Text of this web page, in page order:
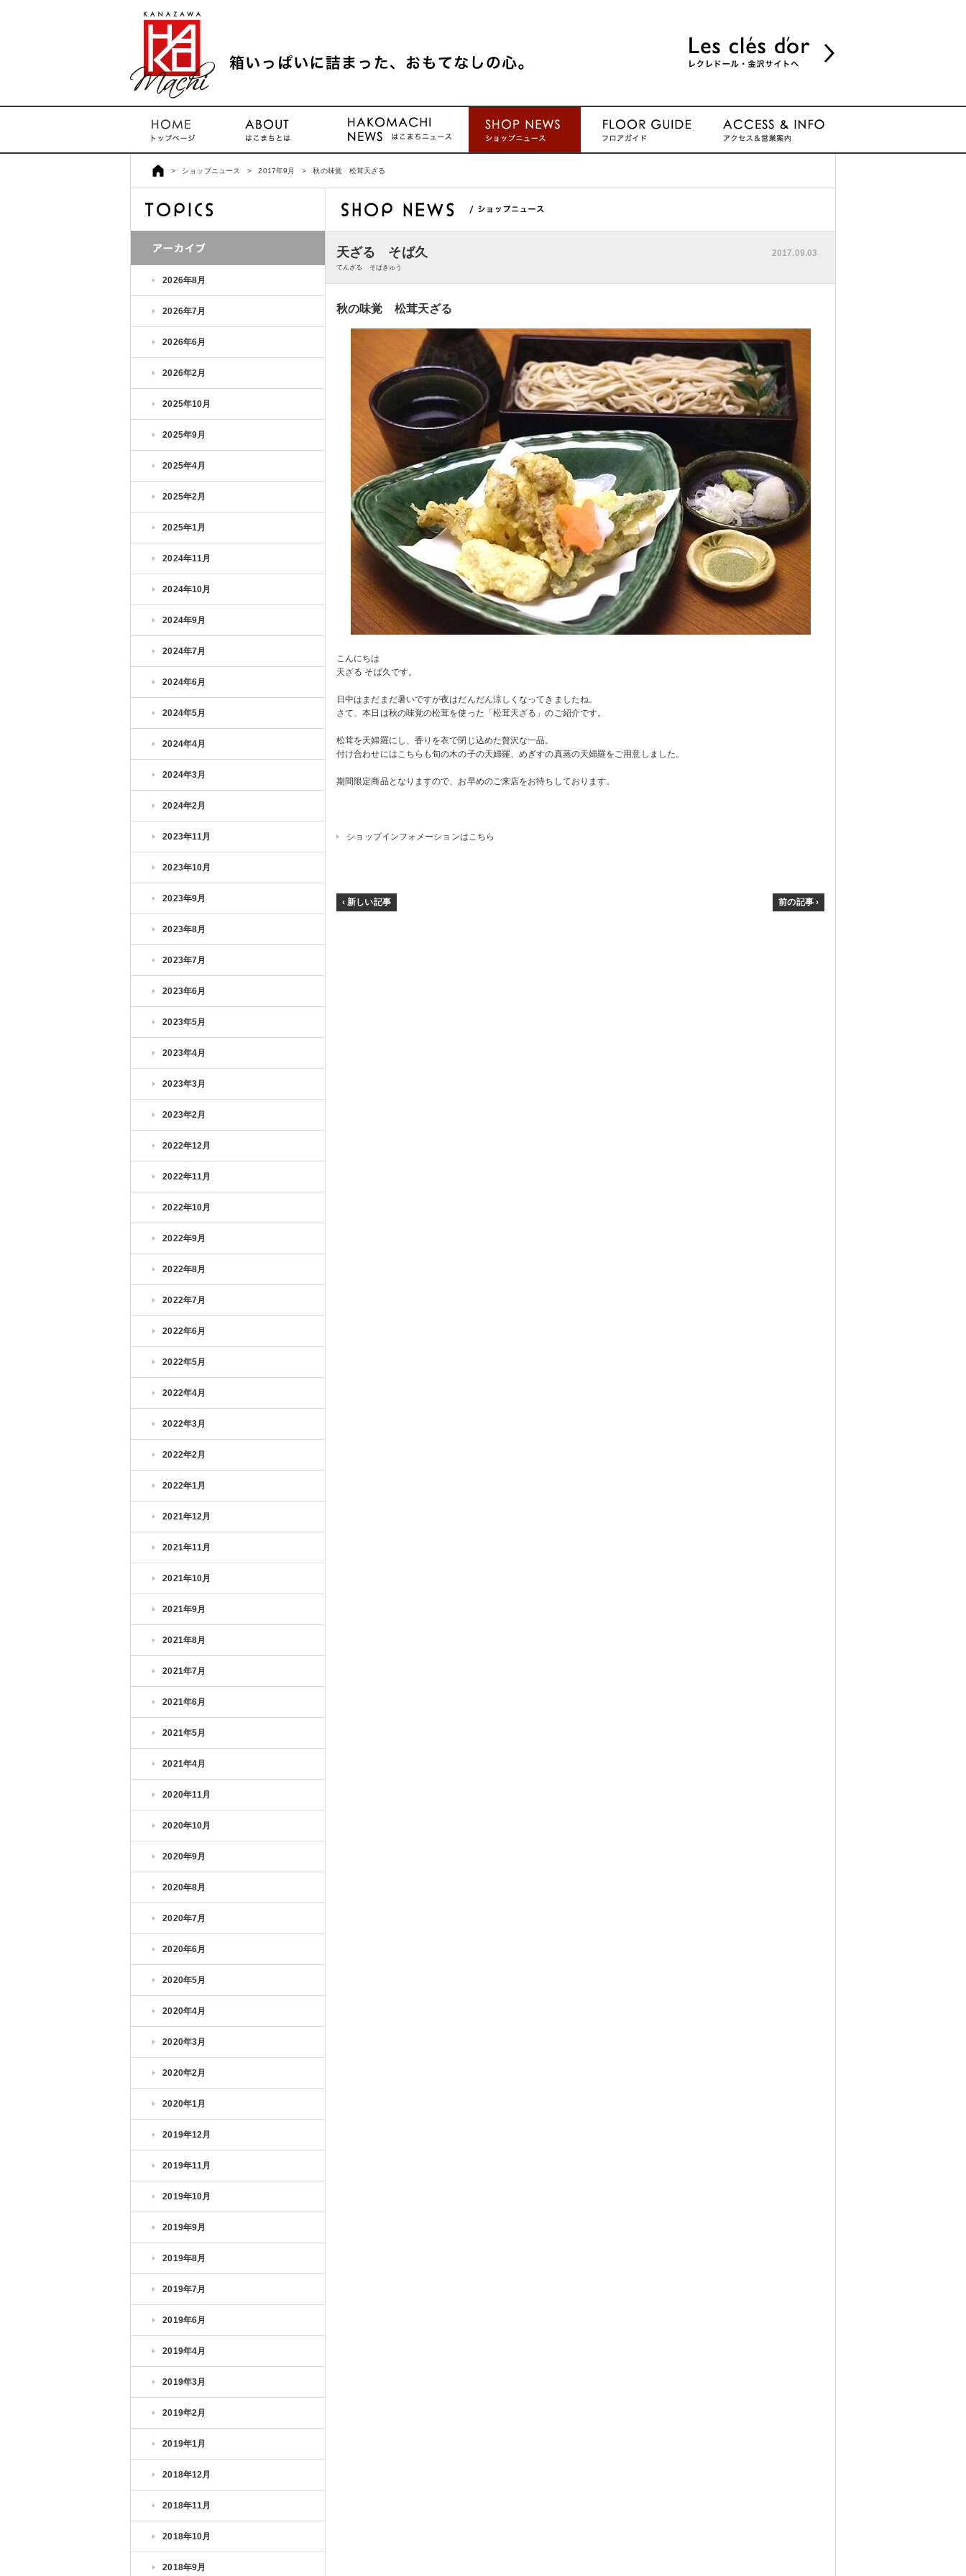
> ショップニュース > 2017年9月 > 秋の味覚 松茸天ざる
2026年8月
2026年7月
2026年6月
2026年2月
2025年10月
2025年9月
2025年4月
2025年2月
2025年1月
2024年11月
2024年10月
2024年9月
2024年7月
2024年6月
2024年5月
2024年4月
2024年3月
2024年2月
2023年11月
2023年10月
2023年9月
2023年8月
2023年7月
2023年6月
2023年5月
2023年4月
2023年3月
2023年2月
2022年12月
2022年11月
2022年10月
2022年9月
2022年8月
2022年7月
2022年6月
2022年5月
2022年4月
2022年3月
2022年2月
2022年1月
2021年12月
2021年11月
2021年10月
2021年9月
2021年8月
2021年7月
2021年6月
2021年5月
2021年4月
2020年11月
2020年10月
2020年9月
2020年8月
2020年7月
2020年6月
2020年5月
2020年4月
2020年3月
2020年2月
2020年1月
2019年12月
2019年11月
2019年10月
2019年9月
2019年8月
2019年7月
2019年6月
2019年4月
2019年3月
2019年2月
2019年1月
2018年12月
2018年11月
2018年10月
2018年9月
2017.09.03
天ざる そば久
てんざる そばきゅう
秋の味覚 松茸天ざる
こんにちは
天ざる そば久です。
日中はまだまだ暑いですが夜はだんだん涼しくなってきましたね。
さて、本日は秋の味覚の松茸を使った「松茸天ざる」のご紹介です。
松茸を天婦羅にし、香りを衣で閉じ込めた贅沢な一品。
付け合わせにはこちらも旬の木の子の天婦羅、めぎすの真蒸の天婦羅をご用意しました。
期間限定商品となりますので、お早めのご来店をお待ちしております。
ショップインフォメーションはこちら
‹ 新しい記事 前の記事 ›